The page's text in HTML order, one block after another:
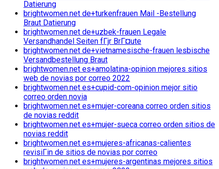
Datierung
brightwomen.net de+turkenfrauen Mail -Bestellung
Braut Datierung
brightwomen.net de+uzbek-frauen Legale
Versandhandel Seiten fГјr BrГ¤ute
brightwomen.net de+vietnamesische-frauen lesbische
Versandbestellung Braut
brightwomen.net es+amolatina-opinion mejores sitios
web de novias por correo 2022
brightwomen.net es+cupid-com-opinion mejor sitio
correo orden novia
brightwomen.net es+mujer-coreana correo orden sitios
de novias reddit
brightwomen.net es+mujer-sueca correo orden sitios de
novias reddit
brightwomen.net es+mujeres-africanas-calientes
revisiГіn de sitios de novias por correo
brightwomen.net es+mujeres-argentinas mejores sitios